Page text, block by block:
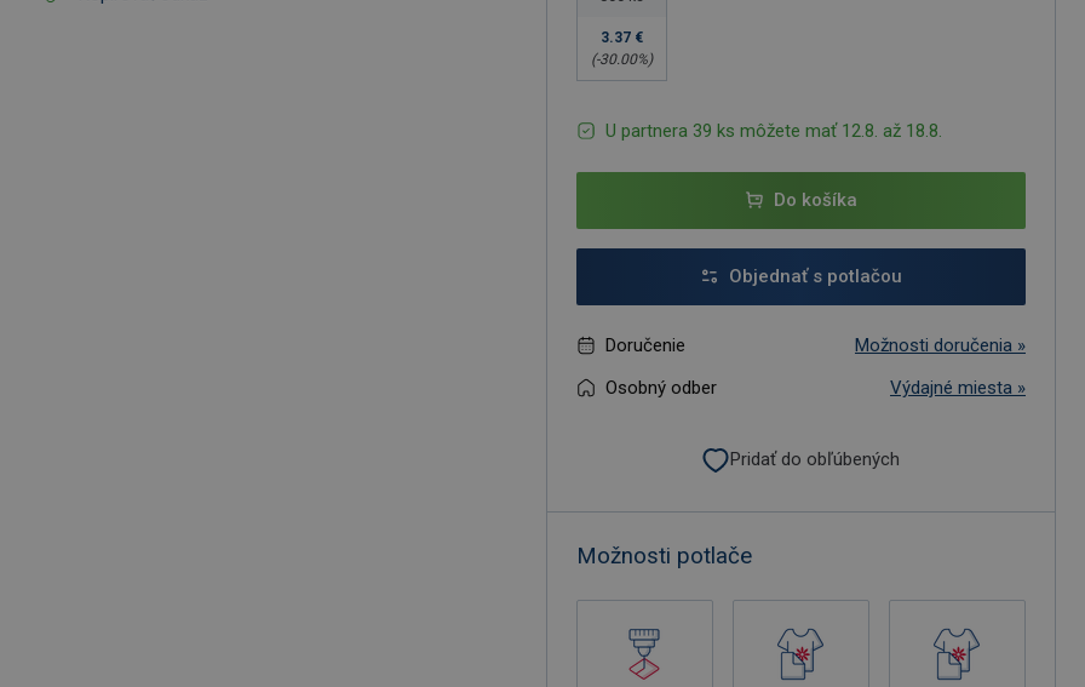
3.37 €
(-30.00%)
U partnera 39 ks môžete mať 12.8. až 18.8.
Do košíka
Objednať s potlačou
Doručenie
Možnosti doručenia »
Osobný odber
Výdajné miesta »
Pridať do obľúbených
Možnosti potlače